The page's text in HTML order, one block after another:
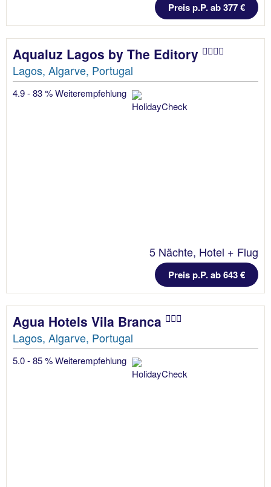
Preis p.P. ab 377 €
Aqualuz Lagos by The Editory
Lagos, Algarve, Portugal
4.9 - 83 % Weiterempfehlung
5 Nächte, Hotel + Flug
Preis p.P. ab 643 €
Agua Hotels Vila Branca
Lagos, Algarve, Portugal
5.0 - 85 % Weiterempfehlung